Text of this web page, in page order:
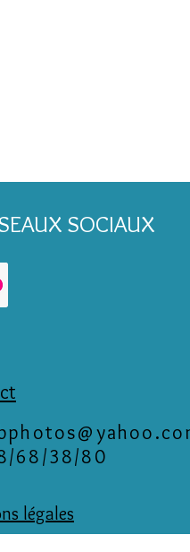
SOCIAUX
68/38/80
légales